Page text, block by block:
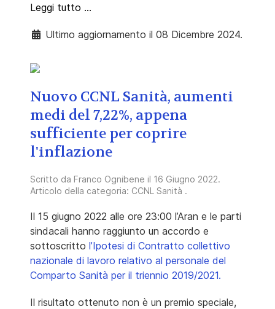
Leggi tutto …
Ultimo aggiornamento il 08 Dicembre 2024.
Nuovo CCNL Sanità, aumenti
medi del 7,22%, appena
sufficiente per coprire
l'inflazione
Scritto da Franco Ognibene il 16 Giugno 2022.
Articolo della categoria: CCNL Sanità .
Il 15 giugno 2022 alle ore 23:00 l’Aran e le parti
sindacali hanno raggiunto un accordo e
sottoscritto l’Ipotesi di Contratto collettivo
nazionale di lavoro relativo al personale del
Comparto Sanità per il triennio 2019/2021.
Il risultato ottenuto non è un premio speciale,